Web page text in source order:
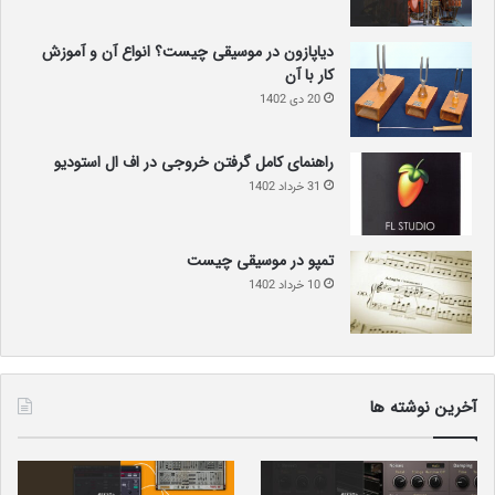
موسیقی متنوع: دانلود با داشتن لاین‌آپی متنوع از بهترین
هنرمندان جهان، به یکی از قطب‌های اصلی موسیقی در جهان
تبدیل شده است.
فستیوال به مکانی برای ایجاد دوستی‌های جدید و تقویت روابط
اجتماعی تبدیل شود.
فعالیت‌های جانبی:
علاوه بر کنسرت‌ها، دانلود میزبان انواع
دیاپازون در موسیقی چیست؟ انواع آن و آموزش
کار با آن
20 دی 1402
راهنمای کامل گرفتن خروجی در اف ال استودیو
31 خرداد 1402
تمپو در موسیقی چیست
10 خرداد 1402
آخرین نوشته ها